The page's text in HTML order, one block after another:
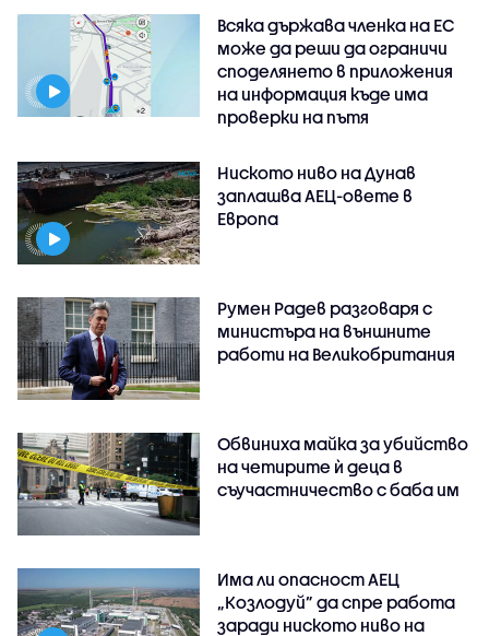
Всяка държава членка на ЕС
може да реши да ограничи
споделянето в приложения
на информация къде има
проверки на пътя
Ниското ниво на Дунав
заплашва АЕЦ-овете в
Европа
Румен Радев разговаря с
министъра на външните
работи на Великобритания
Обвиниха майка за убийство
на четирите ѝ деца в
съучастничество с баба им
Има ли опасност АЕЦ
„Козлодуй” да спре работа
заради ниското ниво на